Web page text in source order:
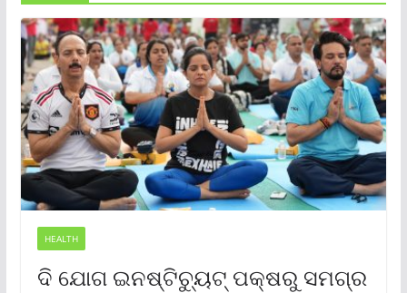
HEALTH
ଦି ଯୋଗ ଇନଷ୍ଟିଚ୍ୟୁଟ୍ ପକ୍ଷରୁ ସମଗ୍ର